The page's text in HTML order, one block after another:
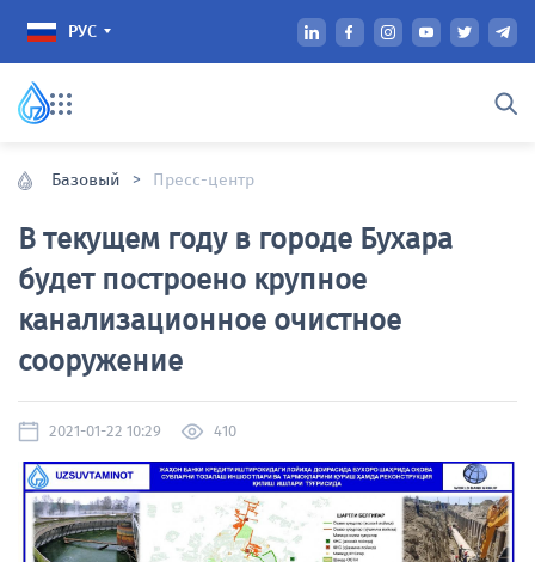
РУС
ОБ ОБЩЕСТВЕ
Руководство
Организационная
структура
Системные организации
АКЦИОНЕРАМ И
ИНВЕСТОРАМ
акционеров
Внутренние документы
общества
Бизнес-план сообщества и
Базовый > Пресс-центр
В текущем году в городе Бухара
будет построено крупное
канализационное очистное
сооружение
2021-01-22 10:29 410